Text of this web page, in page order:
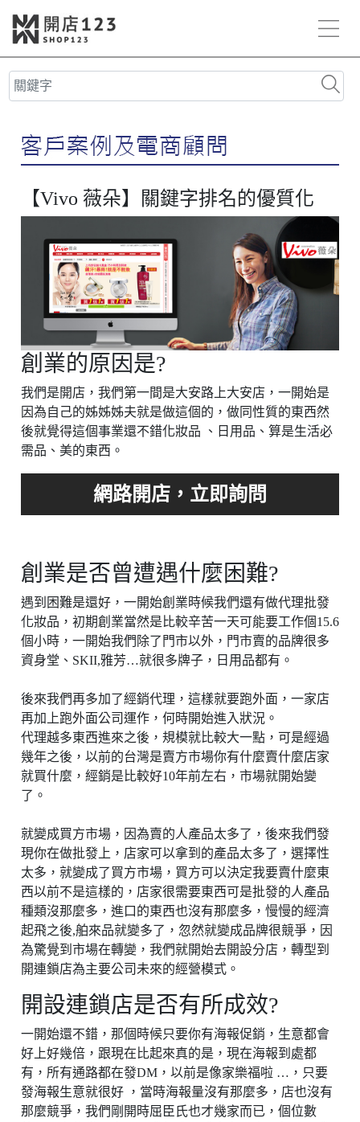
【Vivo 薇朵】關鍵字排名的優質化
創業的原因是?
我們是開店，我們第一間是大安路上大安店，一開始是
因為自己的姊姊姊夫就是做這個的，做同性質的東西然
後就覺得這個事業還不錯化妝品 、日用品、算是生活必
需品、美的東西。
創業是否曾遭遇什麼困難?
遇到困難是還好，一開始創業時候我們還有做代理批發
化妝品，初期創業當然是比較辛苦一天可能要工作個15.6
個小時，一開始我們除了門市以外，門市賣的品牌很多
資身堂、SKII,雅芳…就很多牌子，日用品都有。
後來我們再多加了經銷代理，這樣就要跑外面，一家店
再加上跑外面公司運作，何時開始進入狀況。
代理越多東西進來之後，規模就比較大一點，可是經過
幾年之後，以前的台灣是賣方市場你有什麼賣什麼店家
就買什麼，經銷是比較好10年前左右，市場就開始變
了。
就變成買方市場，因為賣的人產品太多了，後來我們發
現你在做批發上，店家可以拿到的產品太多了，選擇性
太多，就變成了買方市場，買方可以決定我要賣什麼東
西以前不是這樣的，店家很需要東西可是批發的人產品
種類沒那麼多，進口的東西也沒有那麼多，慢慢的經濟
起飛之後,舶來品就變多了，忽然就變成品牌很競爭，因
為驚覺到市場在轉變，我們就開始去開設分店，轉型到
開連鎖店為主要公司未來的經營模式。
開設連鎖店是否有所成效?
一開始還不錯，那個時候只要你有海報促銷，生意都會
好上好幾倍，跟現在比起來真的是，現在海報到處都
有，所有通路都在發DM，以前是像家樂福啦 …，只要
發海報生意就很好 ，當時海報量沒有那麼多，店也沒有
那麼競爭，我們剛開時屈臣氏也才幾家而已，個位數